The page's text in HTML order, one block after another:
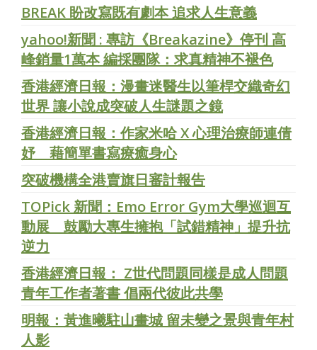
BREAK 盼改寫既有劇本 追求人生意義
yahoo!新聞 : 專訪《Breakazine》停刊 高
峰銷量1萬本 編採團隊：求真精神不褪色
香港經濟日報：漫畫迷醫生以筆桿交織奇幻
世界 讓小說成突破人生謎題之鏡
香港經濟日報：作家米哈 X 心理治療師連倩
妤 藉簡單書寫療癒身心
突破機構全港賣旗日審計報告
TOPick 新聞：Emo Error Gym大學巡迴互
動展 鼓勵大專生擁抱「試錯精神」提升抗
逆力
香港經濟日報： Z世代問題同樣是成人問題
青年工作者著書 倡兩代彼此共學
明報：黃進曦駐山畫城 留未變之景與青年村
人影